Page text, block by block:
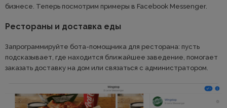
бизнесе. Теперь посмотрим примеры в Facebook Messenger.
Рестораны и доставка еды
Запрограммируйте бота-помощника для ресторана: пусть
подсказывает, где находится ближайшее заведение, помогает
заказать доставку на дом или связаться с администратором.